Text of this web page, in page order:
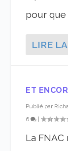
pour que
LIRE
ET
Publié par
6
|
La